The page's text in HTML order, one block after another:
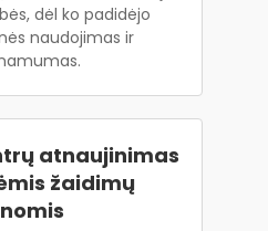
dėl ko padidėjo
naudojimas ir
atnaujinimas
žaidimų